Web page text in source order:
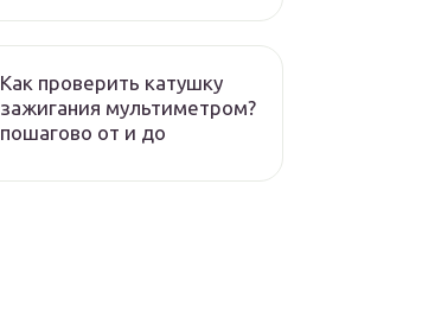
Как проверить катушку
зажигания мультиметром?
пошагово от и до